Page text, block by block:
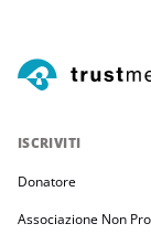
ISCRIVITI
Donatore
Associazione Non